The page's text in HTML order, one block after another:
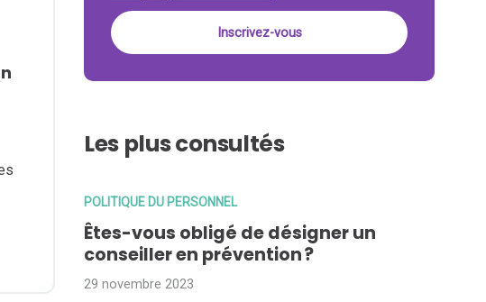
Les plus consultés
POLITIQUE DU PERSONNEL
Êtes-vous obligé de désigner un
conseiller en prévention ?
29 novembre 2023